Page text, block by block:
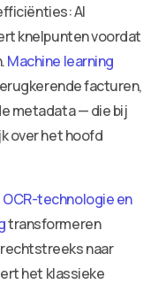
AI
knelpunten voordat
Machine learning
facturen,
metadata — die bij
over het hoofd
OCR-technologie en
transformeren
naar
het klassieke